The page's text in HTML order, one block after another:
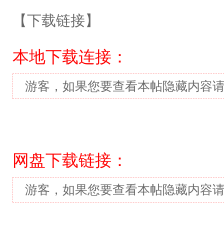
【下载链接】
本地下载连接：
游客，如果您要查看本帖隐藏内容
网盘下载链接：
游客，如果您要查看本帖隐藏内容